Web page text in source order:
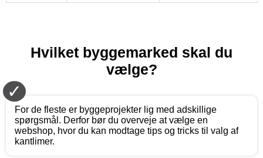
Hvilket byggemarked skal du
vælge?
✓
For de fleste er byggeprojekter lig med adskillige
spørgsmål. Derfor bør du overveje at vælge en
webshop, hvor du kan modtage tips og tricks til valg af
kantlimer.